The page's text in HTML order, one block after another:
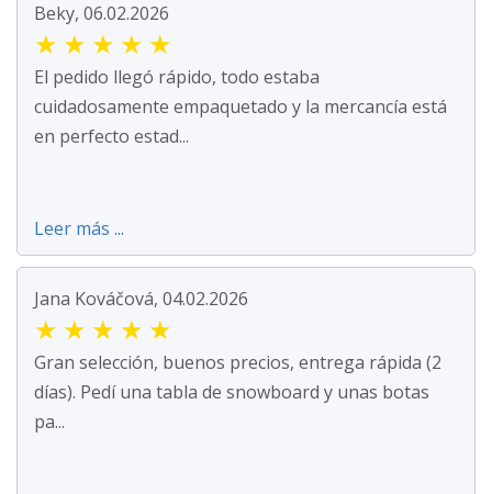
Beky, 06.02.2026
★ ★ ★ ★ ★
El pedido llegó rápido, todo estaba
cuidadosamente empaquetado y la mercancía está
en perfecto estad...
Leer más ...
Jana Kováčová, 04.02.2026
★ ★ ★ ★ ★
Gran selección, buenos precios, entrega rápida (2
días). Pedí una tabla de snowboard y unas botas
pa...